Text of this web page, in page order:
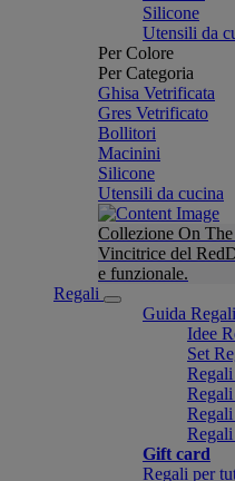
Silicone
Utensili da
Per Colore
Per Categoria
Ghisa Vetrificata
Gres Vetrificato
Bollitori
Macinini
Silicone
Utensili da cucina
Collezione On
Vincitrice del
e funzionale.
Regali
Guida Regali
Idee
Set
Gift card
Regali per